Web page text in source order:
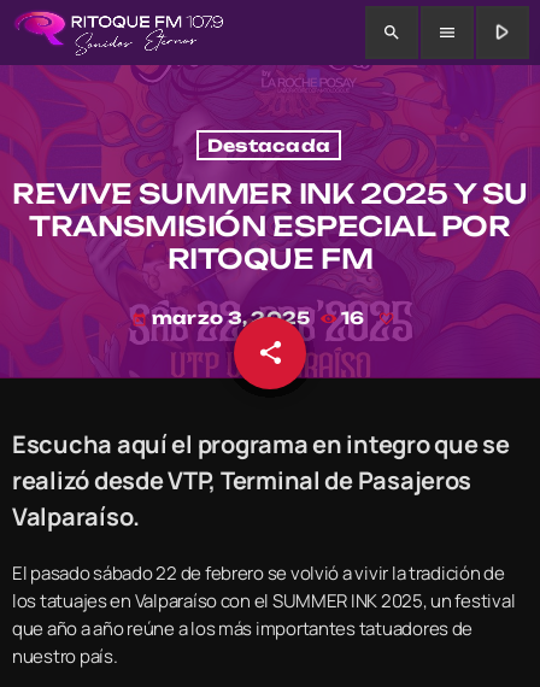
search menu play_arrow
Destacada
REVIVE SUMMER INK 2025 Y SU
TRANSMISIÓN ESPECIAL POR
RITOQUE FM
today marzo 3, 2025 16
share
email
Escucha aquí el programa en integro que se
realizó desde VTP, Terminal de Pasajeros
Valparaíso.
El pasado sábado 22 de febrero se volvió a vivir la tradición de
los tatuajes en Valparaíso con el SUMMER INK 2025, un festival
que año a año reúne a los más importantes tatuadores de
nuestro país.